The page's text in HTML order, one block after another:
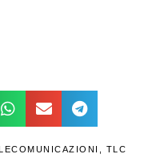
TLC